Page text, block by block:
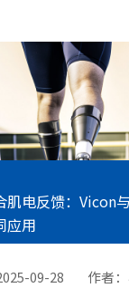
肌电反馈：Vicon
应用
09-28 作者